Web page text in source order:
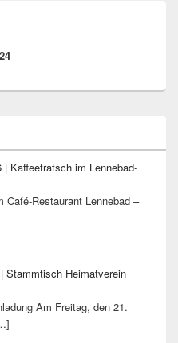
| Kaffeetratsch im Lennebad-
Café-Restaurant Lennebad –
Stammtisch Heimatverein
Am Freitag, den 21.